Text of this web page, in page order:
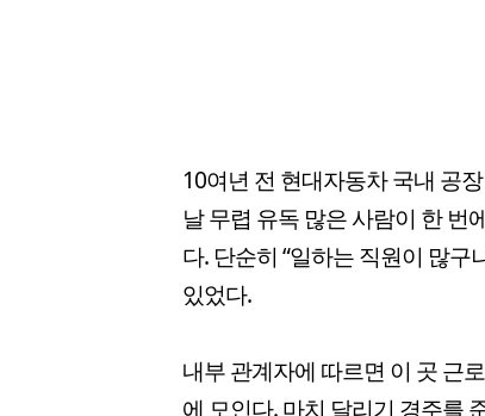
10여년 전 현대자동차 국내 공
날 무렵 유독 많은 사람이 한 번
다. 단순히 “일하는 직원이 많
있었다.
내부 관계자에 따르면 이 곳 근
에 모인다. 마치 달리기 경주를